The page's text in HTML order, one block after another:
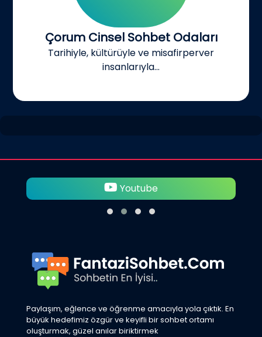
Çorum Cinsel Sohbet Odaları
Tarihiyle, kültürüyle ve misafirperver
insanlarıyla...
Youtube
Paylaşım, eğlence ve öğrenme amacıyla yola çıktık. En
büyük hedefimiz özgür ve keyifli bir sohbet ortamı
oluşturmak, güzel anılar biriktirmek